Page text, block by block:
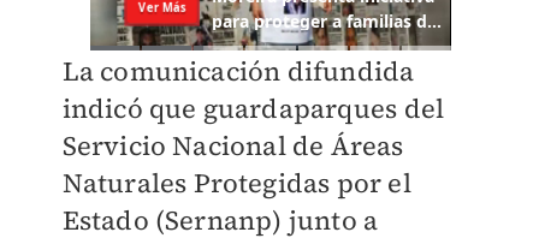
La comunicación difundida
indicó que guardaparques del
Servicio Nacional de Áreas
Naturales Protegidas por el
Estado (Sernanp) junto a